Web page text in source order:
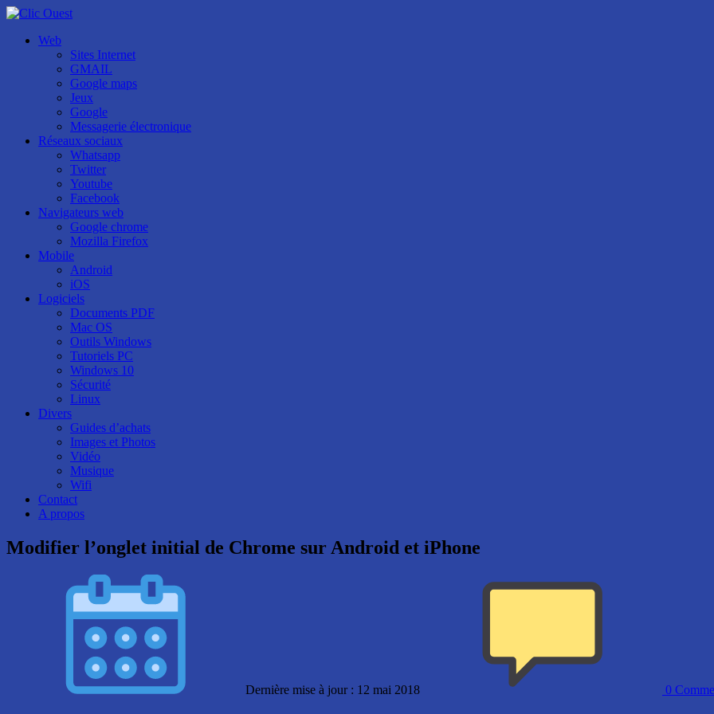
Web
Sites Internet
GMAIL
Google maps
Jeux
Google
Messagerie électronique
Réseaux sociaux
Whatsapp
Twitter
Youtube
Facebook
Navigateurs web
Google chrome
Mozilla Firefox
Mobile
Android
iOS
Logiciels
Documents PDF
Mac OS
Outils Windows
Tutoriels PC
Windows 10
Sécurité
Linux
Divers
Guides d’achats
Images et Photos
Vidéo
Musique
Wifi
Contact
A propos
Modifier l’onglet initial de Chrome sur Android et iPhone
Dernière mise à jour : 12 mai 2018 0